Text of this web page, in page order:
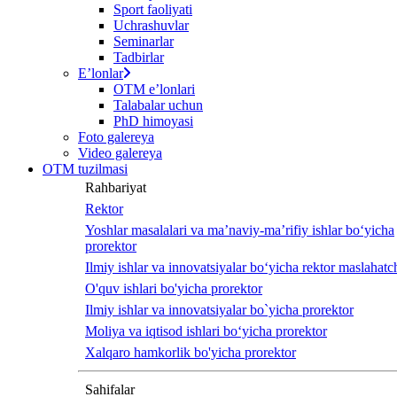
Sport faoliyati
Uchrashuvlar
Seminarlar
Tadbirlar
Eʼlonlar
OTM eʼlonlari
Talabalar uchun
PhD himoyasi
Foto galereya
Video galereya
OTM tuzilmasi
Rahbariyat
Rektor
Yoshlar masalalari va ma’naviy-ma’rifiy ishlar bo‘yicha
prorektor
Ilmiy ishlar va innovatsiyalar bo‘yicha rektor
O'quv ishlari bo'yicha prorektor
Ilmiy ishlar va innovatsiyalar bo`yicha prorektor
Moliya va iqtisod ishlari bo‘yicha prorektor
Xalqaro hamkorlik bo'yicha prorektor
Sahifalar